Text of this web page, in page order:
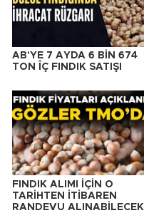
AB'YE 7 AYDA 6 BİN 674
TON ÎÇ FINDIK SATIŞI
FINDIK ALIMI İÇİN O
TARİHTEN İTİBAREN
RANDEVU ALINABİLECEK